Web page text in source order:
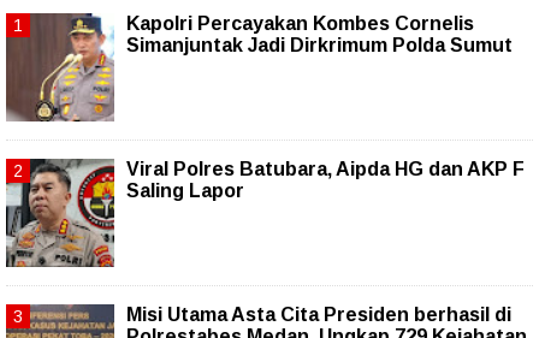
Kapolri Percayakan Kombes Cornelis
Simanjuntak Jadi Dirkrimum Polda Sumut
Viral Polres Batubara, Aipda HG dan AKP F
Saling Lapor
Misi Utama Asta Cita Presiden berhasil di